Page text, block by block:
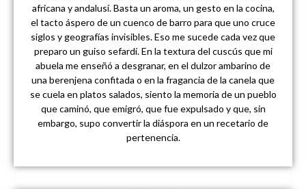
africana y andalusí. Basta un aroma, un gesto en la cocina,
el tacto áspero de un cuenco de barro para que uno cruce
siglos y geografías invisibles. Eso me sucede cada vez que
preparo un guiso sefardí. En la textura del cuscús que mi
abuela me enseñó a desgranar, en el dulzor ambarino de
una berenjena confitada o en la fragancia de la canela que
se cuela en platos salados, siento la memoria de un pueblo
que caminó, que emigró, que fue expulsado y que, sin
embargo, supo convertir la diáspora en un recetario de
pertenencia.